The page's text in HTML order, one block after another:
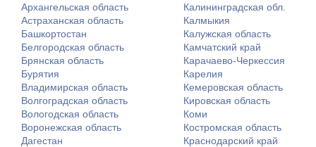
Архангельская область
Астраханская область
Башкортостан
Белгородская область
Брянская область
Бурятия
Владимирская область
Волгоградская область
Вологодская область
Воронежская область
Дагестан
Калининградская обл.
Калмыкия
Калужская область
Камчатский край
Карачаево-Черкессия
Карелия
Кемеровская область
Кировская область
Коми
Костромская область
Краснодарский край